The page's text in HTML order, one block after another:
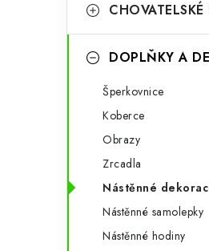
e
CHOVATELSKÉ
DOPLŇKY A
Šperkovnice
Koberce
Obrazy
Zrcadla
Nástěnné
Nástěnné samolepky
Nástěnné hodiny